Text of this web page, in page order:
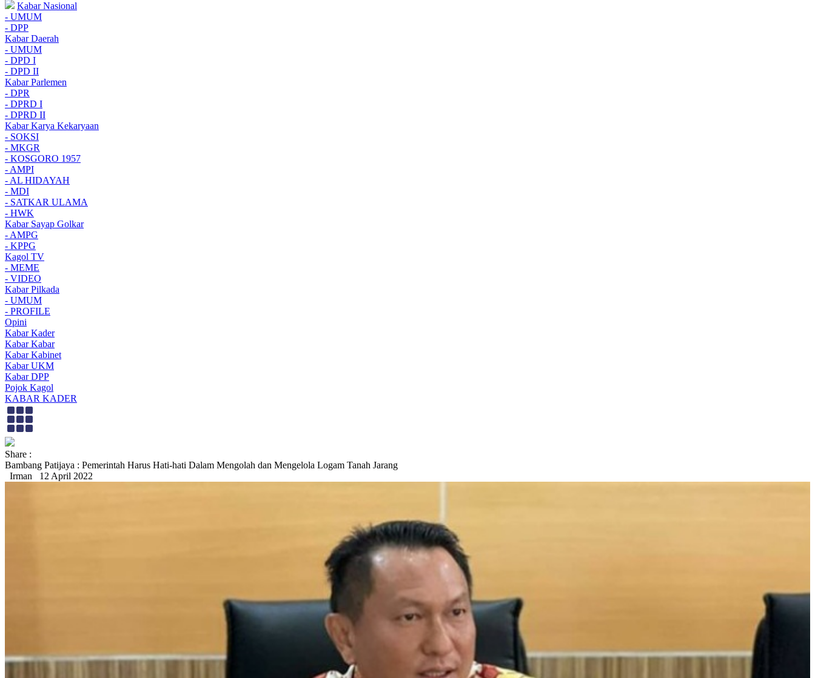
Kabar Nasional
- UMUM
- DPP
Kabar Daerah
- UMUM
- DPD I
- DPD II
Kabar Parlemen
- DPR
- DPRD I
- DPRD II
Kabar Karya Kekaryaan
- SOKSI
- MKGR
- KOSGORO 1957
- AMPI
- AL HIDAYAH
- MDI
- SATKAR ULAMA
- HWK
Kabar Sayap Golkar
- AMPG
- KPPG
Kagol TV
- MEME
- VIDEO
Kabar Pilkada
- UMUM
- PROFILE
Opini
Kabar Kader
Kabar Kabar
Kabar Kabinet
Kabar UKM
Kabar DPP
Pojok Kagol
KABAR KADER
Share :
Bambang Patijaya : Pemerintah Harus Hati-hati Dalam Mengolah dan Mengelola Logam Tanah Jarang
Irman
12 April 2022